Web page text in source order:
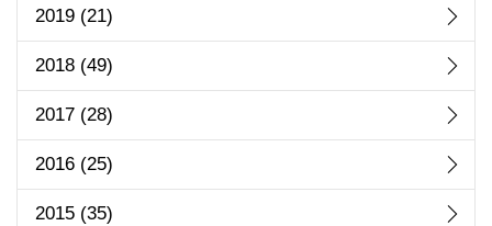
2019 (21)
2018 (49)
2017 (28)
2016 (25)
2015 (35)